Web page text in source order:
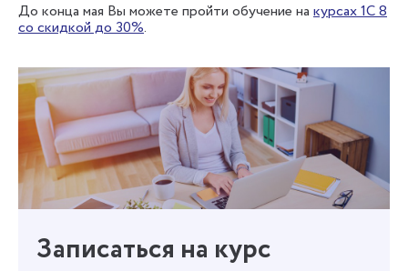
До конца мая Вы можете пройти обучение на курсах 1С 8
со скидкой до 30%.
Записаться на курс